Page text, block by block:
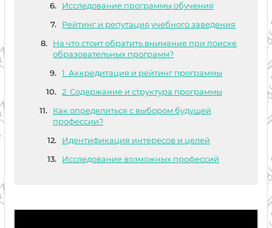
Исследование программы обучения
Рейтинг и репутация учебного заведения
На что стоит обратить внимание при поиске
образовательных программ?
1. Аккредитация и рейтинг программы
2. Содержание и структура программы
Как определиться с выбором будущей
профессии?
Идентификация интересов и целей
Исследование возможных профессий